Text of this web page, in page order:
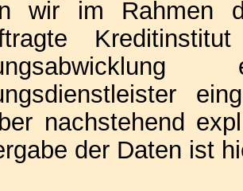
wir im Rahmen
nachstehend
der Daten ist